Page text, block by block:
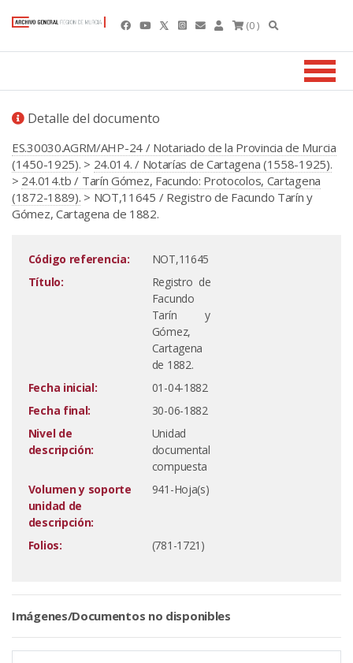
(0 )
Detalle del documento
ES.30030.AGRM/AHP-24 / Notariado de la Provincia de Murcia
(1450-1925). > 24.014. / Notarías de Cartagena (1558-1925).
> 24.014.tb / Tarín Gómez, Facundo: Protocolos, Cartagena
(1872-1889). > NOT,11645 / Registro de Facundo Tarín y
Gómez, Cartagena de 1882.
Código referencia:
NOT,11645
Título:
Registro de
Facundo
Tarín y
Gómez,
Cartagena
de 1882.
Fecha inicial:
01-04-1882
Fecha final:
30-06-1882
Nivel de
descripción:
Unidad
documental
compuesta
Volumen y soporte
unidad de
descripción:
941-Hoja(s)
Folios: (781-1721)
Imágenes/Documentos no disponibles